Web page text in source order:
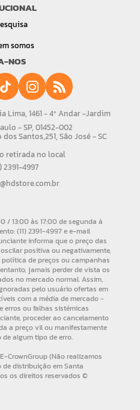
somos
NOS
Lima, 1461 - 4º Andar -Jardim
- SP, 01452-002
Santos,251, São José - SC
retirada no local
2391-4997